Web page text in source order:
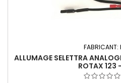
FABRICANT:
ALLUMAGE SELETTRA
ROTAX 123